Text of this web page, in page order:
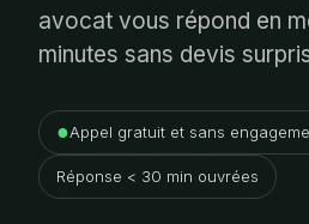
avocat vous répond en
minutes sans devis
●Appel gratuit et sans
Réponse < 30 min ouvrées